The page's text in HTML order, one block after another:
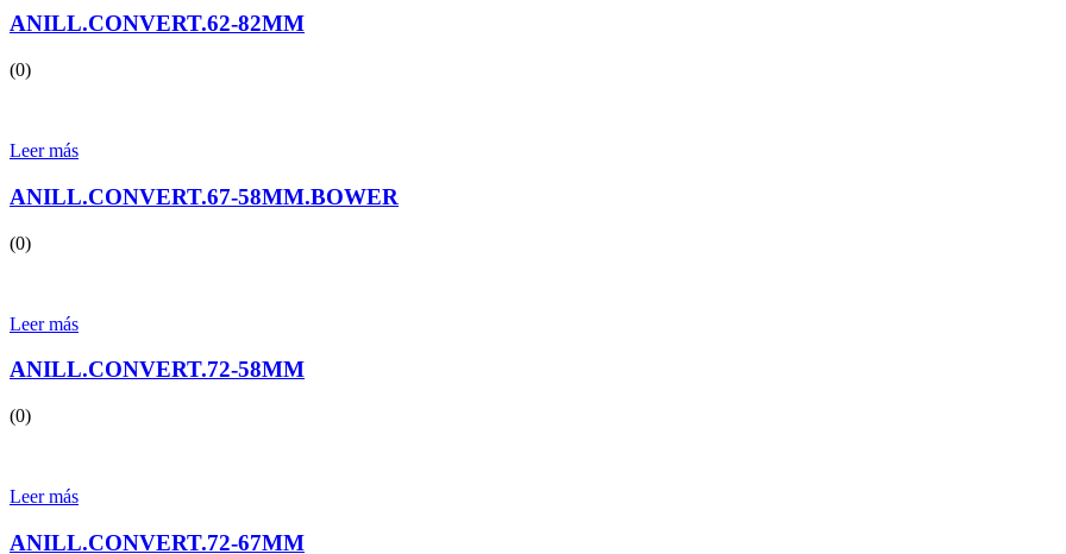
ANILL.CONVERT.62-82MM
(0)
Leer más
ANILL.CONVERT.67-58MM.BOWER
(0)
Leer más
ANILL.CONVERT.72-58MM
(0)
Leer más
ANILL.CONVERT.72-67MM